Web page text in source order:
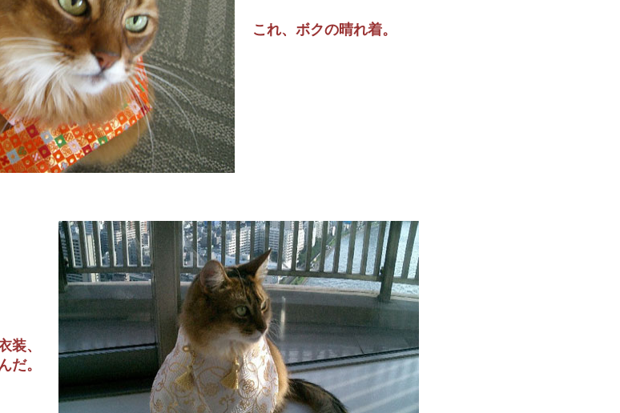
これ、ボクの晴れ着。
装、
だ。